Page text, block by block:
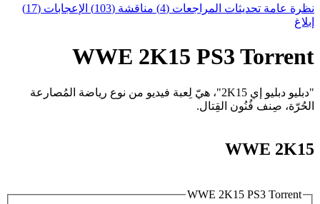
نظرة عامة تحديثات المراجعات (4) مناقشة (103)
الإعجابات (17)
إبلاغ
WWE 2K15 PS3 Torrent
"دبليو دبليو إي 2K15"، هيّ لِعبة فيديو من نوع رياضة المُصارعة
الحُرّة، صِنف فُنُون القِتال.
WWE 2K15
WWE 2K15 PS3 Torrent